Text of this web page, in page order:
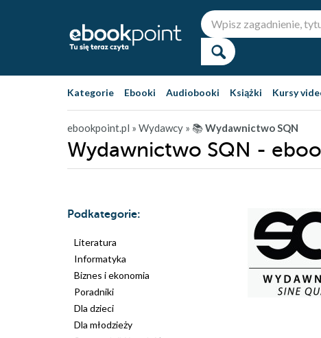
Kategorie Ebooki Audiobooki Książki Kursy
ebookpoint.pl » Wydawcy » 📚Wydawnictwo SQN
Wydawnictwo SQN -
Podkategorie:
Literatura
Informatyka
Biznes i ekonomia
Poradniki
Dla dzieci
Dla młodzieży